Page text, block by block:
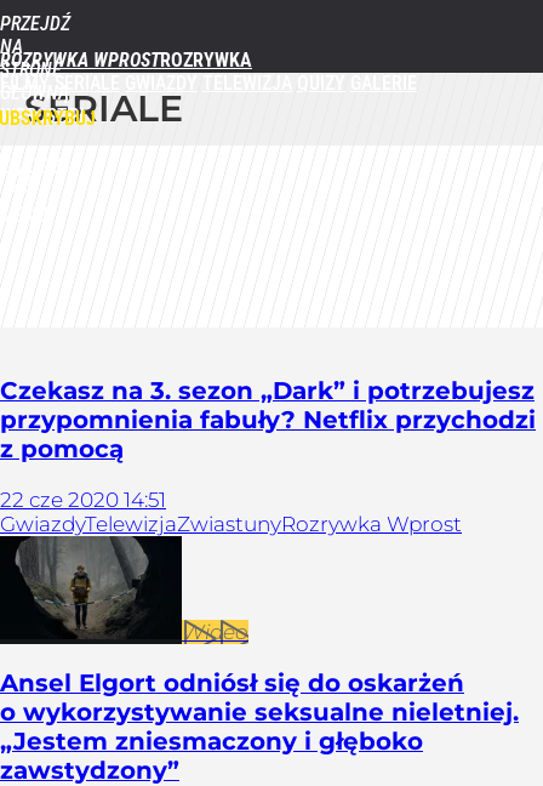
PRZEJDŹ
NA
STRONĘ
GŁÓWNĄ
WPROST.PL
ROZRYWKA WPROST
SERIALE
Czekasz na 3. sezon „Dark” i potrzebujesz
przypomnienia fabuły? Netflix przychodzi
z pomocą
22 cze 2020 14:51
GwiazdyTelewizjaZwiastunyRozrywka Wprost
Wideo
Ansel Elgort odniósł się do oskarżeń
o wykorzystywanie seksualne nieletniej.
„Jestem zniesmaczony i głęboko
zawstydzony”